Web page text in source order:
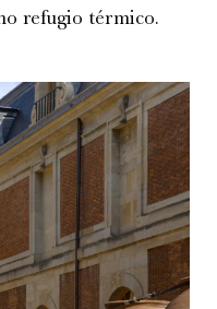
refugio térmico.